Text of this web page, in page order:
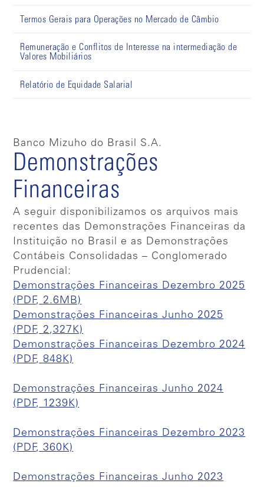
Termos Gerais para Operações no Mercado de Câmbio
Remuneração e Conflitos de Interesse na intermediação de
Valores Mobiliários
Relatório de Equidade Salarial
Banco Mizuho do Brasil S.A.
Demonstrações
Financeiras
A seguir disponibilizamos os arquivos mais
recentes das Demonstrações Financeiras da
Instituição no Brasil e as Demonstrações
Contábeis Consolidadas – Conglomerado
Prudencial:
Demonstrações Financeiras Dezembro 2025
(PDF, 2.6MB)
Demonstrações Financeiras Junho 2025
(PDF, 2,327K)
Demonstrações Financeiras Dezembro 2024
(PDF, 848K)
Demonstrações Financeiras Junho 2024
(PDF, 1239K)
Demonstrações Financeiras Dezembro 2023
(PDF, 360K)
Demonstrações Financeiras Junho 2023